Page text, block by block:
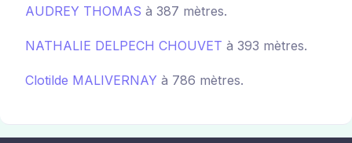
AUDREY THOMAS à 387 mètres.
NATHALIE DELPECH CHOUVET à 393 mètres.
Clotilde MALIVERNAY à 786 mètres.